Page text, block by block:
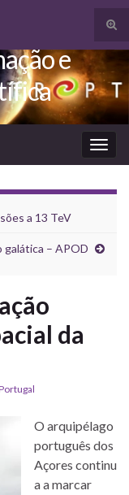
e
a 13 TeV
galática – APOD
da
O arquipélago
português dos
Açores continu
a a marcar